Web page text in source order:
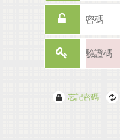
忘記密碼